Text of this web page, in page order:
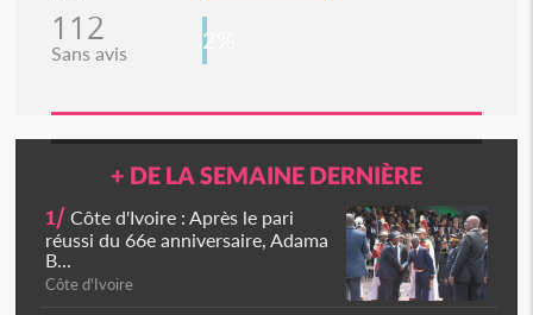
112
Sans avis 2%
+ DE LA SEMAINE DERNIÈRE
1/ Côte d'Ivoire : Après le pari
réussi du 66e anniversaire, Adama
B...
Côte d'Ivoire